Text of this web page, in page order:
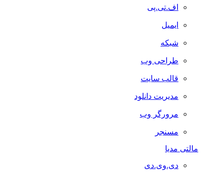
اف.تی.پی
ایمیل
شبکه
طراحی وب
قالب سایت
مدیریت دانلود
مرورگر وب
مسنجر
مالتی مدیا
دی.وی.دی